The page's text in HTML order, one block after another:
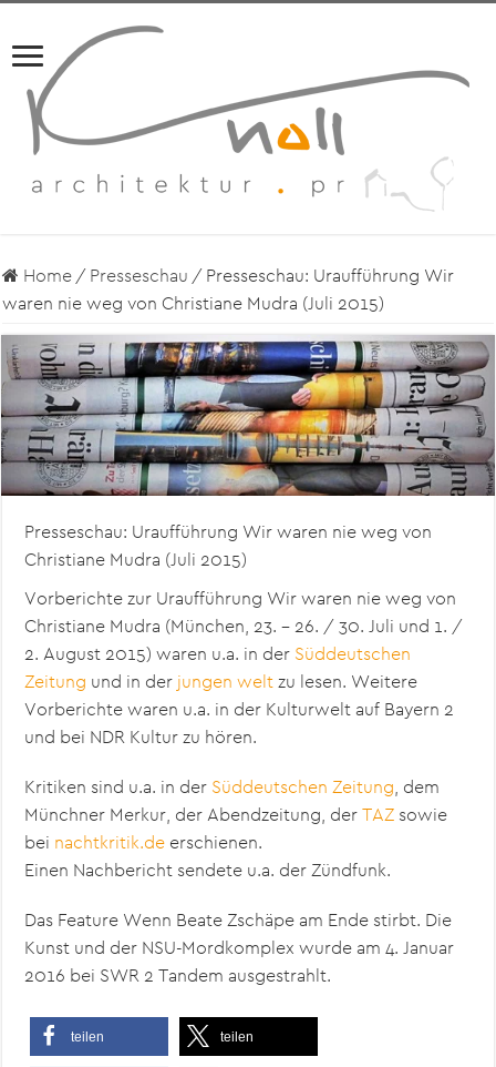
Home/Presseschau /Presseschau: Uraufführung Wir
waren nie weg von Christiane Mudra (Juli 2015)
Presseschau: Uraufführung Wir waren nie weg von
Christiane Mudra (Juli 2015)
Vorberichte zur Uraufführung Wir waren nie weg von
Christiane Mudra (München, 23. – 26. / 30. Juli und 1. /
2. August 2015) waren u.a. in der Süddeutschen
Zeitung und in der jungen weltzu lesen. Weitere
Vorberichte waren u.a. in der Kulturwelt auf Bayern 2
und bei NDR Kultur zu hören.
Kritiken sind u.a. in der Süddeutschen Zeitung, dem
Münchner Merkur, derAbendzeitung, derTAZ sowie
bei nachtkritik.de erschienen.
Einen Nachbericht sendete u.a. der Zündfunk.
Das Feature Wenn Beate Zschäpe am Ende stirbt. Die
Kunst und der NSU-Mordkomplex wurde am 4. Januar
2016 bei SWR 2 Tandem ausgestrahlt.
teilen teilen